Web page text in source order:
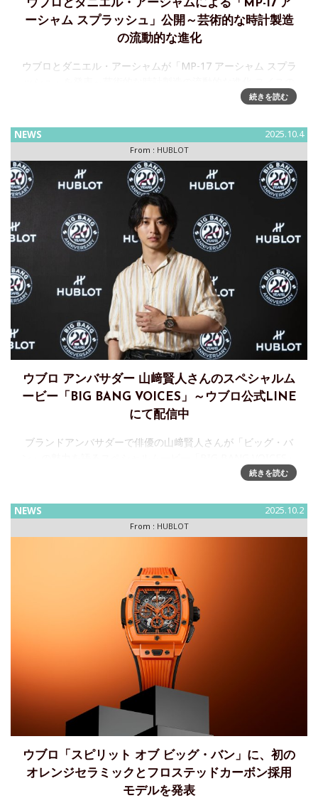
ウブロとダニエル・アーシャムによる「MP-17 ア
ーシャム スプラッシュ」公開～芸術的な時計製造
の流動的な進化
ウブロとダニエル・アーシャムが「MP-17 アーシャム スプラ
先駆的な高級時計メーカーであるウブロは、アメリカ人アー
アーシ
続きを読む
NEWS 2025.10.4
From : HUBLOT
ウブロ アンバサダー 山﨑賢人さんのスペシャルム
ービー「BIG BANG VOICES」～ウブロ公式LINE
にて配信中
ブランドアンバサダーで俳優の山﨑賢人さんが「ビッグ・バ
を、9月30日よりウブロ公式LINEアカウントで配信中本編で
続きを読む
NEWS 2025.10.2
From : HUBLOT
ウブロ「スピリット オブ ビッグ・バン」に、初の
オレンジセラミックとフロステッドカーボン採用
モデルを発表